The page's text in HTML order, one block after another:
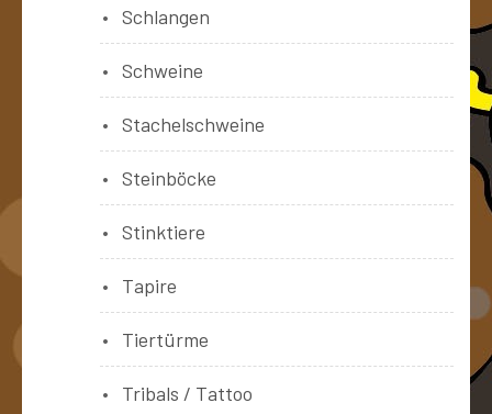
Schlangen
Schweine
Stachelschweine
Steinböcke
Stinktiere
Tapire
Tiertürme
Tribals / Tattoo